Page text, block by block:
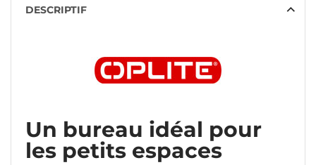
DESCRIPTIF
Un bureau idéal pour
les petits espaces